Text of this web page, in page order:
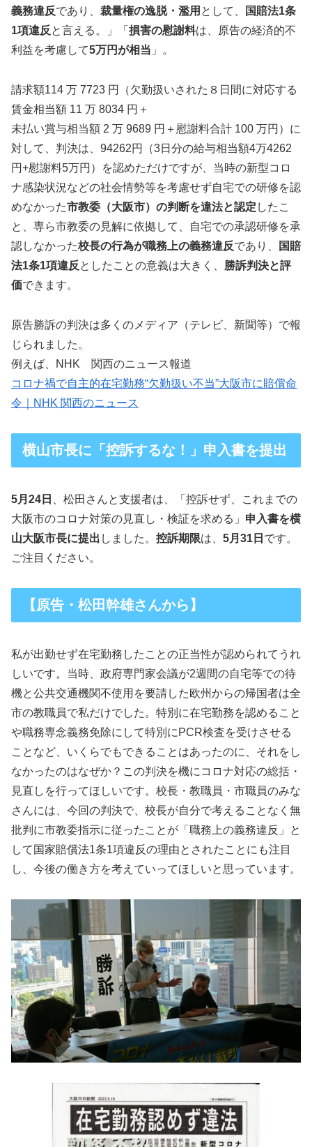
義務違反であり、 裁量権の逸脱・濫用 として、
国賠法1条
1項違反 と言える。」「 損害の慰謝料は、原告の経済的不
利益を考慮して5万円が相当 」。
請求額114 万 7723 円（欠勤扱いされた８日間に対応する
賃金相当額 11 万 8034 円＋
未払い賞与相当額 2 万 9689 円＋慰謝料合計 100 万円）に
対して、判決は、94262円（3日分の給与相当額4万4262
円+慰謝料5万円）を認めただけですが、当時の新型コロ
ナ感染状況などの社会情勢等を考慮せず自宅での研修を認
めなかった市教委（大阪市）の判断を違法と認定 したこ
と、専ら市教委の見解に依拠して、自宅での承認研修を承
認しなかった校長の行為が職務上の義務違反であり、
国賠
法1条1項違反 としたことの意義は大きく、 勝訴判決と評
価できます。
原告勝訴の判決は多くのメディア（テレビ、新聞等）で報
じられました。
例えば、NHK 関西のニュース報道
コロナ禍で自主的在宅勤務“欠勤扱い不当”大阪市に賠償命
令｜NHK 関西のニュース
横山市長に「控訴するな！」申入書を提出
5月24日
、松田さんと支援者は、「控訴せず、これまでの
大阪市のコロナ対策の見直し・検証を求める」 申入書を横
山大阪市長に提出 しました。 控訴期限は、 5月31日 です。
ご注目ください。
【原告・松田幹雄さんから】
私が出勤せず在宅勤務したことの正当性が認められてうれ
しいです。当時、政府専門家会議が2週間の自宅等での待
機と公共交通機関不使用を要請した欧州からの帰国者は全
市の教職員で私だけでした。特別に在宅勤務を認めること
や職務専念義務免除にして特別にPCR検査を受けさせる
ことなど、いくらでもできることはあったのに、それをし
なかったのはなぜか？この判決を機にコロナ対応の総括・
見直しを行ってほしいです。校長・教職員・市職員のみな
さんには、今回の判決で、校長が自分で考えることなく無
批判に市教委指示に従ったことが「職務上の義務違反」と
して国家賠償法1条1項違反の理由とされたことにも注目
し、今後の働き方を考えていってほしいと思っています。